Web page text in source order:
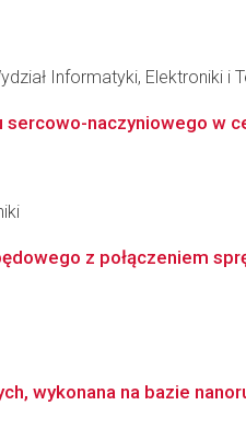
Informatyki, Elektroniki i
sercowo-naczyniowego w
z połączeniem
wykonana na bazie